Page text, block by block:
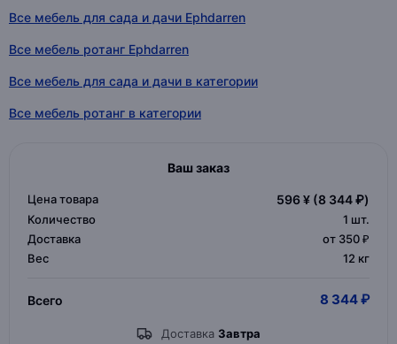
Все мебель для сада и дачи Ephdarren
Все мебель ротанг Ephdarren
Все мебель для сада и дачи в категории
Все мебель ротанг в категории
Ваш заказ
Цена товара 596 ¥ (8 344 ₽)
Количество 1 шт.
Доставка
от 350 ₽
Вес
12 кг
Всего 8 344 ₽
Доставка Завтра